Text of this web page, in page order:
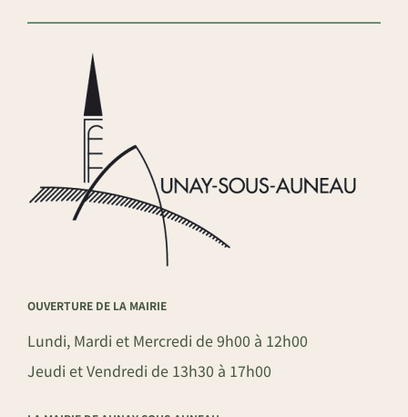
OUVERTURE DE LA MAIRIE
Lundi, Mardi et Mercredi de 9h00 à 12h00
Jeudi et Vendredi de 13h30 à 17h00